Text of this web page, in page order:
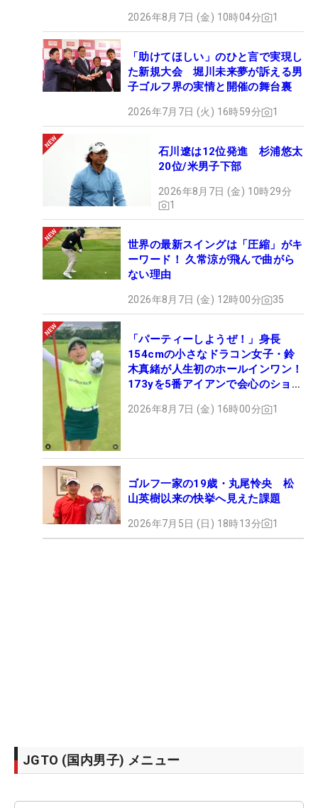
2026年8月7日 (金) 10時04分 1
「助けてほしい」のひと言で実現し
た新規大会 堀川未来夢が訴える男
子ゴルフ界の実情と開催の舞台裏
2026年7月7日 (火) 16時59分 1
石川遼は12位発進 杉浦悠太
20位/米男子下部
2026年8月7日 (金) 10時29分
1
世界の最新スイングは「圧縮」がキ
ーワード！ 久常涼が飛んで曲がら
ない理由
2026年8月7日 (金) 12時00分 35
「パーティーしようぜ！」身長
154cmの小さなドラコン女子・鈴
木真緒が人生初のホールインワン！
173yを5番アイアンで会心のショッ
2026年8月7日 (金) 16時00分 1
ゴルフ一家の19歳・丸尾怜央 松
山英樹以来の快挙へ見えた課題
2026年7月5日 (日) 18時13分 1
JGTO (国内男子) メニュー